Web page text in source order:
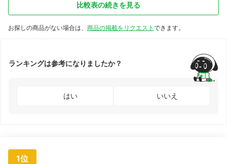
比較表の続きを見る
お探しの商品がない場合は、 商品の掲載をリクエスト できます。
ランキングは参考になりましたか？
はい いいえ
1位